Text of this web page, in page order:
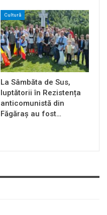
Cultură
La Sâmbăta de Sus,
luptătorii în Rezistența
anticomunistă din
Făgăraș au fost…